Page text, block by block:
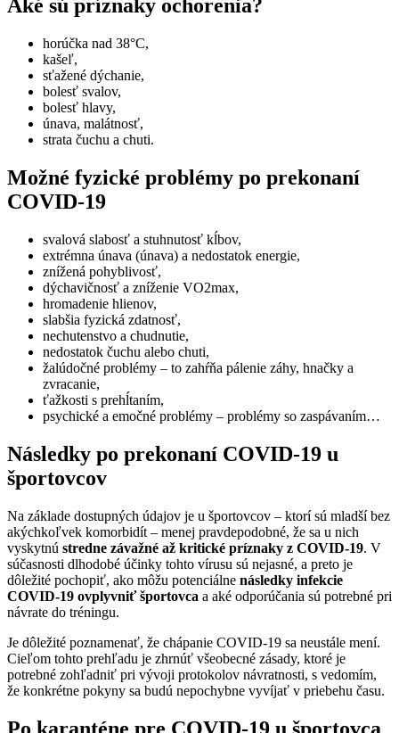
Aké sú príznaky ochorenia?
horúčka nad 38°C,
kašeľ,
sťažené dýchanie,
bolesť svalov,
bolesť hlavy,
únava, malátnosť,
strata čuchu a chuti.
Možné fyzické problémy po prekonaní
COVID-19
svalová slabosť a stuhnutosť kĺbov,
extrémna únava (únava) a nedostatok energie,
znížená pohyblivosť,
dýchavičnosť a zníženie VO2max,
hromadenie hlienov,
slabšia fyzická zdatnosť,
nechutenstvo a chudnutie,
nedostatok čuchu alebo chuti,
žalúdočné problémy – to zahŕňa pálenie záhy, hnačky a
zvracanie,
ťažkosti s prehĺtaním,
psychické a emočné problémy – problémy so zaspávaním…
Následky po prekonaní COVID-19 u
športovcov
Na základe dostupných údajov je u športovcov – ktorí sú mladší bez
akýchkoľvek komorbidít – menej pravdepodobné, že sa u nich
vyskytnú stredne závažné až kritické príznaky z COVID-19. V
súčasnosti dlhodobé účinky tohto vírusu sú nejasné, a preto je
dôležité pochopiť, ako môžu potenciálne následky infekcie
COVID-19 ovplyvniť športovca a aké odporúčania sú potrebné pri
návrate do tréningu.
Je dôležité poznamenať, že chápanie COVID-19 sa neustále mení.
Cieľom tohto prehľadu je zhrnúť všeobecné zásady, ktoré je
potrebné zohľadniť pri vývoji protokolov návratnosti, s vedomím,
že konkrétne pokyny sa budú nepochybne vyvíjať v priebehu času.
Po karanténe pre COVID-19 u športovca